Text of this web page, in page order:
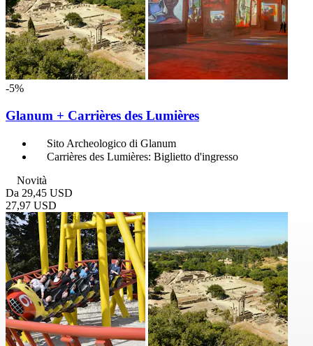
-5%
Glanum + Carrières des Lumières
Sito Archeologico di Glanum
Carrières des Lumières: Biglietto d'ingresso
Novità
Da 29,45 USD
27,97 USD